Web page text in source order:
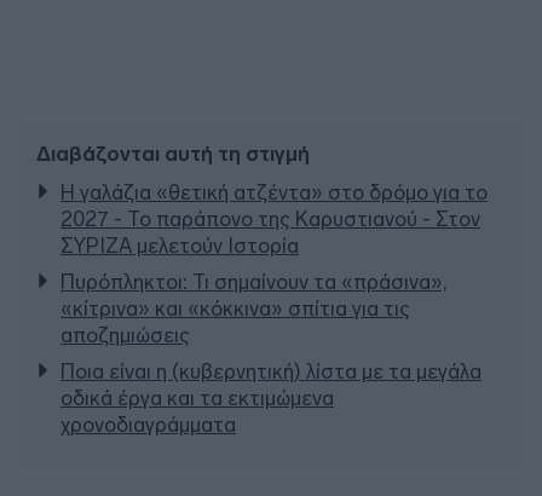
Διαβάζονται αυτή τη στιγμή
Η γαλάζια «θετική ατζέντα» στο δρόμο για το
2027 - Το παράπονο της Καρυστιανού - Στον
ΣΥΡΙΖΑ μελετούν Ιστορία
Πυρόπληκτοι: Τι σημαίνουν τα «πράσινα»,
«κίτρινα» και «κόκκινα» σπίτια για τις
αποζημιώσεις
Ποια είναι η (κυβερνητική) λίστα με τα μεγάλα
οδικά έργα και τα εκτιμώμενα
χρονοδιαγράμματα